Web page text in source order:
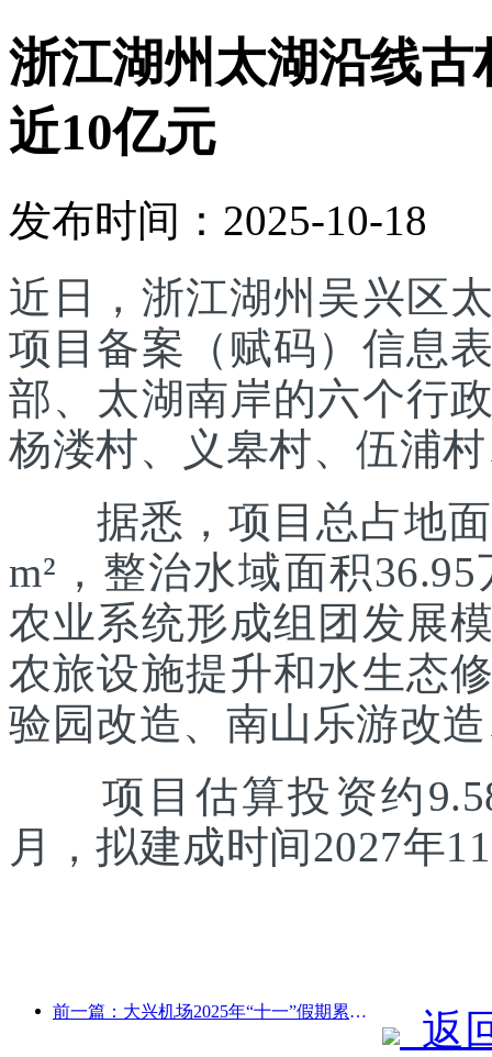
浙江湖州太湖沿线
近10亿元
发布时间：2025-10-18
近日，浙江湖州吴兴区
项目备案（赋码）信息
部、太湖南岸的六个行
杨溇村、义皋村、伍浦
据悉，项目总占地面
m²，整治水域面积
农业系统形成组团发展
农旅设施提升和水生态
验园改造、南山乐游改
项目估算投资约9.58
月，拟建成时间2027年
前一篇：大兴机场2025年“十一”假期累计运送旅客130万余人次 返